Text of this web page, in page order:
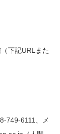
下記URLまた
749-6111、メ